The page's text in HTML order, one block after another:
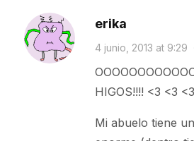
erika
4 junio, 2013 at 9:29
HIGOS!!!! <3 <3
Mi abuelo tiene